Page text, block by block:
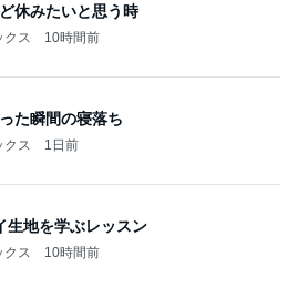
休みたいと思う時
ス 10時間前
た瞬間の寝落ち
ス 1日前
生地を学ぶレッスン
ス 10時間前